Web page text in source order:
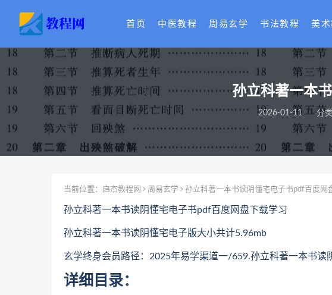
首页 中医教程 周易玄学 书法教程 美术
孙立科著一本
2026-01-11 分
当前位置： 启杰教程网 周易玄学 孙立科著一本书读阴懂‬宅电子书pdf百度网
孙立科著一本书读阴懂‬宅电子书pdf百度网盘下载学习
孙立科著一本书读阴懂‬宅电子版大小共计5.96mb
玄学终身会员路径：2025年易学渠道一/659.孙立科著一本书读
详细目录：